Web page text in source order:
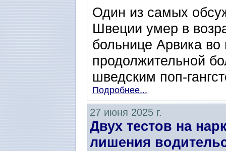
Один из самых
Швеции умер в
больнице Арвика во
продолжительной
шведским поп-
Подробнее...
27 июня 2025 г.
Двух тестов на
лишения